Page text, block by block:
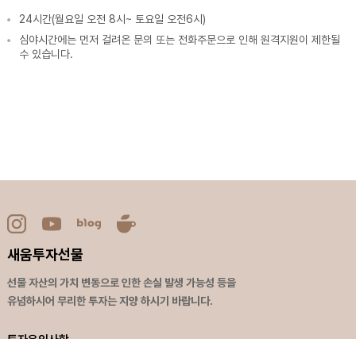
24시간(월요일 오전 8시~ 토요일 오전6시)
심야시간에는 먼저 걸려온 문의 또는 전화주문으로 인해 원격지원이 제한될
수 있습니다.
새움투자선물
선물 자산의 가치 변동으로 인한 손실 발생 가능성 등을
유념하시어 무리한 투자는 지양 하시기 바랍니다.